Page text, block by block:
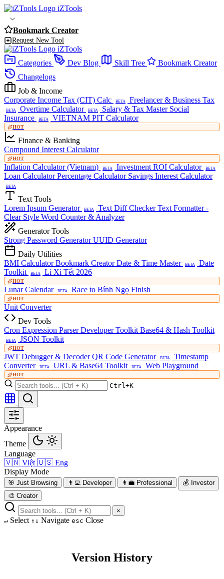
iZTools
Bookmark Creator
Request New Tool
iZTools
Categories
Dev Blog Skill Tree
Bookmark Creator
Changelogs
Job & Income
Corporate Income Tax (CIT) Calc
BETA Freelancer & Business Tax
BETA Overtime Calculator BETA Salary & Tax Master Social
Insurance
BETA VIETNAM PIT Calculator
HOT
Finance & Banking
Compound Interest Calculator
HOT
Inflation Calculator (Vietnam) BETA Investment ROI Calculator BETA
Loan CalculatorPercentage Calculator Savings Interest Calculator
BETA
Text Tools
Lorem Ipsum Generator
BETA Text Diff CheckerText Formatter -
Clear Style Word Counter & Analyzer
Generator Tools
Strong Password GeneratorUUID Generator
Daily Utilities
BMI CalculatorBookmark CreatorDate & Time Master BETA
Date
Toolkit
BETA Lì Xì Tết 2026
HOT
Lunar Calendar BETA Race to Bính Ngọ Finish
HOT
Unit Converter
Dev Tools
Cron Expression ParserDeveloper Toolkit Base64 & Hash Toolkit
BETA JSON Toolkit
HOT
JWT Debugger & DecoderQR Code Generator BETA
Timestamp
Converter
BETA URL & Base64 Toolkit BETA Web Playground
HOT
Ctrl+K
Appearance
Theme
Language
🇻🇳 Việt 🇺🇸 Eng
Display Mode
🎯 Just Browsing 👨‍💻 Developer 👩‍💼 Professional 💰 Investor
🎨 Creator
×
↵ Select ↑↓ Navigate esc Close
Version History